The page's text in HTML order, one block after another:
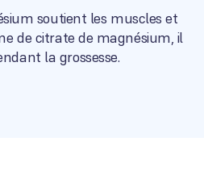
soutient les muscles et
de citrate de magnésium, il
la grossesse.